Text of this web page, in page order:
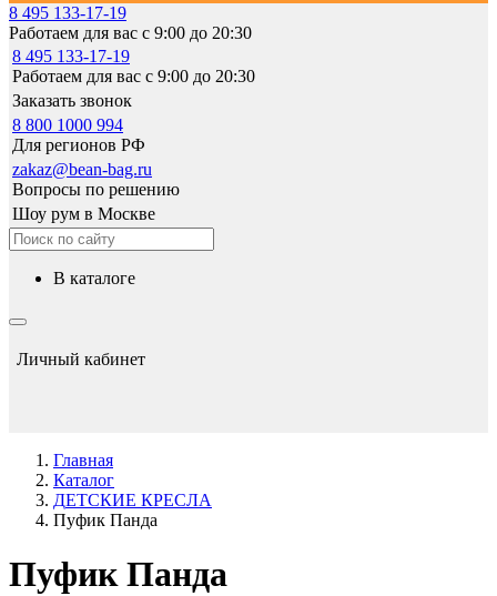
8 495 133-17-19
Работаем для вас с 9:00 до 20:30
8 495 133-17-19
Работаем для вас с 9:00 до 20:30
Заказать звонок
8 800 1000 994
Для регионов РФ
zakaz@bean-bag.ru
Вопросы по решению
Шоу рум в Москве
в каталоге
Личный кабинет
Главная
Каталог
ДЕТСКИЕ КРЕСЛА
Пуфик Панда
Пуфик Панда